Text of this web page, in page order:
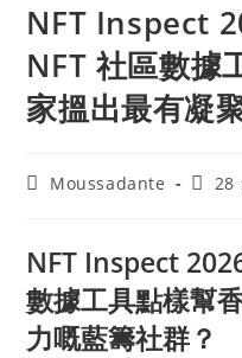
NFT Inspect
NFT 社區數據
家搵出最有凝
Moussadante 28
NFT Inspect
數據工具點樣幫
力嘅藍籌社群？